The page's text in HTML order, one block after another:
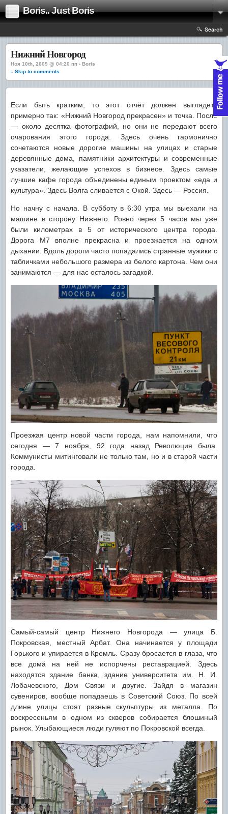
Boris.. Just Boris
Search
Нижний Новгород
Ноя 10th, 2009 @ 04:20 пп › Boris
↓ Skip to comments
Если быть кратким, то этот отчёт должен выглядеть
примерно так: «Нижний Новгород прекрасен» и точка. После
— около десятка фотографий, но они не передают всего
очарования этого города. Здесь очень гармонично
сочетаются новые дорогие машины на улицах и старые
деревянные дома, памятники архитектуры и современные
указатели, желающие успехов в бизнесе. Здесь самые
лучшие кафе города объединены единым проектом «еда и
культура». Здесь Волга сливается с Окой. Здесь — Россия.
Но начну с начала. В субботу в 6:30 утра мы выехали на
машине в сторону Нижнего. Ровно через 5 часов мы уже
были километрах в 5 от исторического центра города.
Дорога М7 вполне прекрасна и проезжается на одном
дыхании. Вдоль дороги часто попадались странные мужики с
табличками небольшого размера из белого картона. Чем они
занимаются — для нас осталось загадкой.
Проезжая центр новой части города, нам напомнили, что
сегодня — 7 ноября, 92 года назад Революция была.
Коммунисты митинговали не только там, но и в старой части
города.
Самый-самый центр Нижнего Новгорода — улица Б.
Покровская, местный Арбат. Она начинается у площади
Горького и упирается в Кремль. Сразу бросается в глаза, что
все домá на ней не испорчены реставрацией. Здесь
находятся здание банка, здание университета им. Н. И.
Лобачевского, Дом Связи и другие. Зайдя в магазин
сувениров, вообще попадаешь в Советский Союз. По всей
длине улицы стоят разные скульптуры из металла. По
воскресеньям в одном из скверов собирается блошиный
рынок. Улыбающиеся люди гуляют по Покровской всегда.